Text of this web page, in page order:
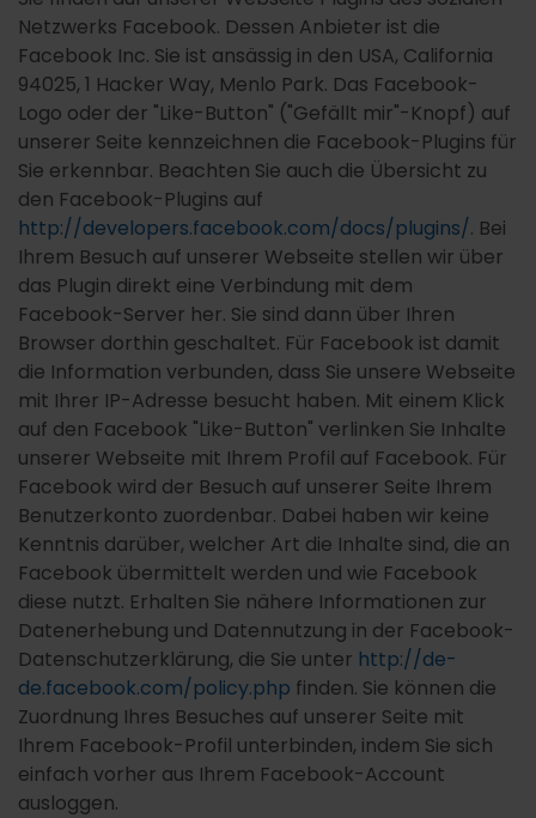
Netzwerks Facebook. Dessen Anbieter ist die
Facebook Inc. Sie ist ansässig in den USA, California
94025, 1 Hacker Way, Menlo Park. Das Facebook-
Logo oder der "Like-Button" ("Gefällt mir"-Knopf) auf
unserer Seite kennzeichnen die Facebook-Plugins für
Sie erkennbar. Beachten Sie auch die Übersicht zu
den Facebook-Plugins auf
http://developers.facebook.com/docs/plugins/. Bei
Ihrem Besuch auf unserer Webseite stellen wir über
das Plugin direkt eine Verbindung mit dem
Facebook-Server her. Sie sind dann über Ihren
Browser dorthin geschaltet. Für Facebook ist damit
die Information verbunden, dass Sie unsere Webseite
mit Ihrer IP-Adresse besucht haben. Mit einem Klick
auf den Facebook "Like-Button" verlinken Sie Inhalte
unserer Webseite mit Ihrem Profil auf Facebook. Für
Facebook wird der Besuch auf unserer Seite Ihrem
Benutzerkonto zuordenbar. Dabei haben wir keine
Kenntnis darüber, welcher Art die Inhalte sind, die an
Facebook übermittelt werden und wie Facebook
diese nutzt. Erhalten Sie nähere Informationen zur
Datenerhebung und Datennutzung in der Facebook-
Datenschutzerklärung, die Sie unter http://de-
de.facebook.com/policy.php finden. Sie können die
Zuordnung Ihres Besuches auf unserer Seite mit
Ihrem Facebook-Profil unterbinden, indem Sie sich
einfach vorher aus Ihrem Facebook-Account
ausloggen.